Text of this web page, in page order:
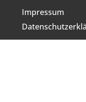
Impressum